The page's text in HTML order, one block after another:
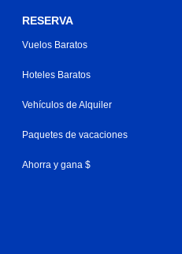
RESERVA
Vuelos Baratos
Hoteles Baratos
Vehículos de Alquiler
Paquetes de vacaciones
Ahorra y gana $